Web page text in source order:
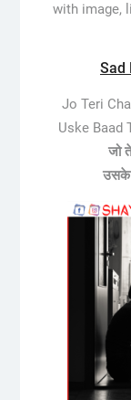
with image,
Sad
Jo Teri
Uske Baad
जो
उसके